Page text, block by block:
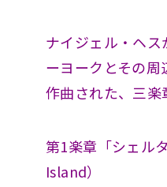
ナイジェル・ヘ
ーヨークとその
作曲された、三楽
第1楽章「シェル
Island）